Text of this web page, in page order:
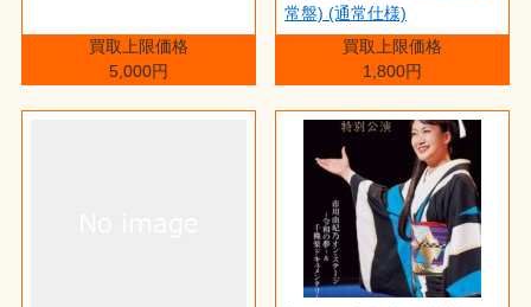
買取上限価格
5,000円
常盤) (通常仕様)
買取上限価格
1,800円